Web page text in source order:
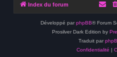
Index du forum
Développé par phpBB® Forum
Prosilver Dark Edition by
Traduit par
Confidentialité |